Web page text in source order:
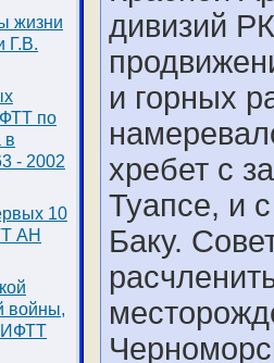
жизни
Г.В.
по
в
- 2002
10
АН
войны,
ИФТТ
дивизий
и горных
хребет с
Туапсе, и
Баку.